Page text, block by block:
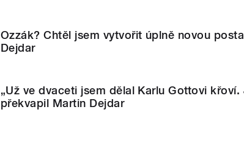
Ozzák? Chtěl jsem vytvořit úplně novou
Dejdar
„Už ve dvaceti jsem dělal Karlu Gottovi křoví.
překvapil Martin Dejdar